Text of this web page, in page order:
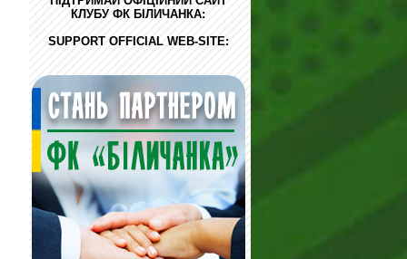
КЛУБУ ФК БІЛИЧАНКА:
SUPPORT OFFICIAL WEB-SITE: